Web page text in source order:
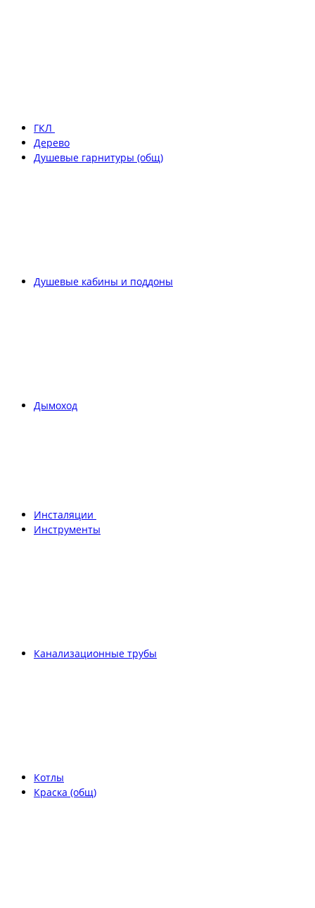
ГКЛ
Дерево
Душевые гарнитуры (общ)
Душевые кабины и поддоны
Дымоход
Инсталяции
Инструменты
Канализационные трубы
Котлы
Краска (общ)